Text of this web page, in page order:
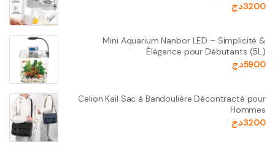
3200د.ج
Mini Aquarium Nanbor LED – Simplicité &
Élégance pour Débutants (5L)
5900د.ج
Celion Kail Sac à Bandoulière Décontracté pour
Hommes
3200د.ج